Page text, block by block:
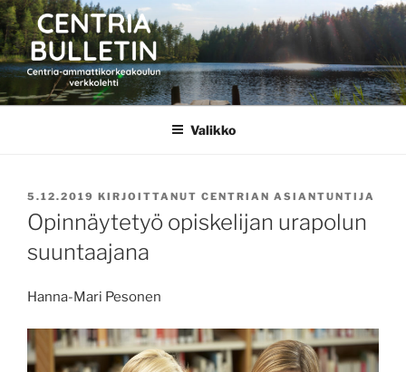
Siirry
sisältöön
CENTRIA BULLETIN
Valikko
JULKAISTU
5.12.2019 KIRJOITTANUT CENTRIAN ASIANTUNTIJA
Opinnäytetyö opiskelijan urapolun
suuntaajana
Hanna-Mari Pesonen